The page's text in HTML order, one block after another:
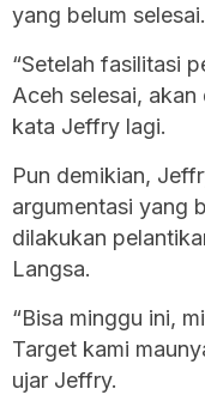
yang belum selesai.
“Setelah fasilitasi
Aceh selesai, akan
kata Jeffry lagi.
Pun demikian,
argumentasi yang
dilakukan
Langsa.
“Bisa minggu ini,
Target kami
ujar Jeffry.